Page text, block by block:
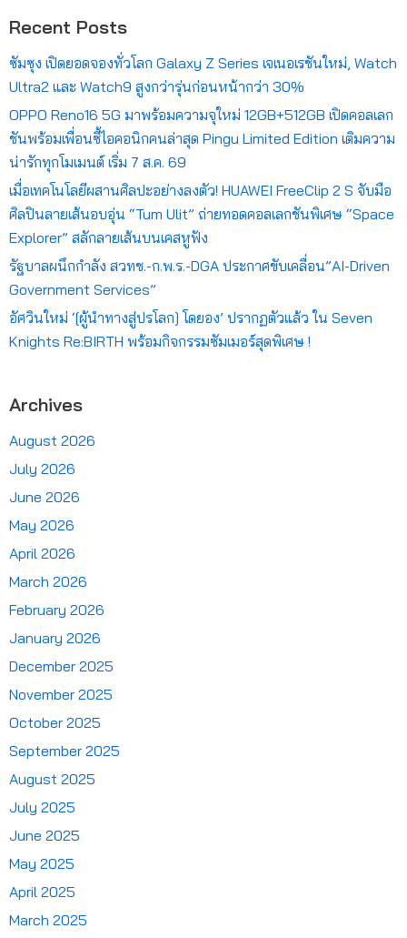
Recent Posts
ซัมซุง เปิดยอดจองทั่วโลก Galaxy Z Series เจเนอเรชันใหม่, Watch
Ultra2 และ Watch9 สูงกว่ารุ่นก่อนหน้ากว่า 30%
OPPO Reno16 5G มาพร้อมความจุใหม่ 12GB+512GB เปิดคอลเลก
ชันพร้อมเพื่อนซี้ไอคอนิกคนล่าสุด Pingu Limited Edition เติมความ
น่ารักทุกโมเมนต์ เริ่ม 7 ส.ค. 69
เมื่อเทคโนโลยีผสานศิลปะอย่างลงตัว! HUAWEI FreeClip 2 S จับมือ
ศิลปินลายเส้นอบอุ่น “Tum Ulit” ถ่ายทอดคอลเลกชันพิเศษ “Space
Explorer” สลักลายเส้นบนเคสหูฟัง
รัฐบาลผนึกกำลัง สวทช.-ก.พ.ร.-DGA ประกาศขับเคลื่อน”AI-Driven
Government Services”
อัศวินใหม่ ‘[ผู้นำทางสู่ปรโลก] โดยอง’ ปรากฏตัวแล้ว ใน Seven
Knights Re:BIRTH พร้อมกิจกรรมซัมเมอร์สุดพิเศษ !
Archives
August 2026
July 2026
June 2026
May 2026
April 2026
March 2026
February 2026
January 2026
December 2025
November 2025
October 2025
September 2025
August 2025
July 2025
June 2025
May 2025
April 2025
March 2025